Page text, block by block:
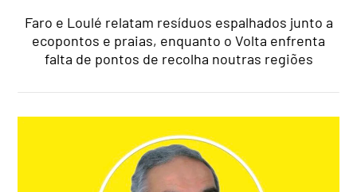
Faro e Loulé relatam resíduos espalhados junto a
ecopontos e praias, enquanto o Volta enfrenta
falta de pontos de recolha noutras regiões